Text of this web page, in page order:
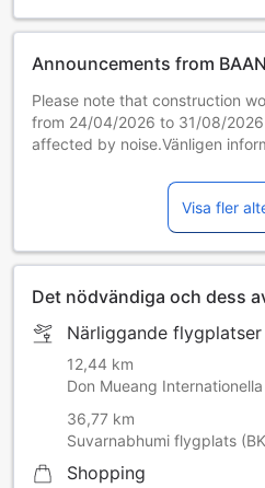
Announcements from
Please note that construction
from 24/04/2026 to 31/08/
affected by noise.Vänligen informera i förväg
önskemål eller kontakta
Kontaktuppgifterna står iVisa fler
Det nödvändiga och dess
Närliggande flygplatser
12,44 km
Don Mueang
36,77 km
Suvarnabhumi flygplats
Shopping